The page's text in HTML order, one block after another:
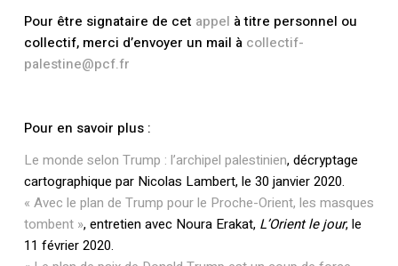
Pour être signataire de cet appel à titre personnel ou
collectif, merci d’envoyer un mail à collectif-
palestine@pcf.fr
Pour en savoir plus :
Le monde selon Trump : l’archipel palestinien, décryptage
cartographique par Nicolas Lambert, le 30 janvier 2020.
« Avec le plan de Trump pour le Proche-Orient, les masques
tombent », entretien avec Noura Erakat, L’Orient le jour, le
11 février 2020.